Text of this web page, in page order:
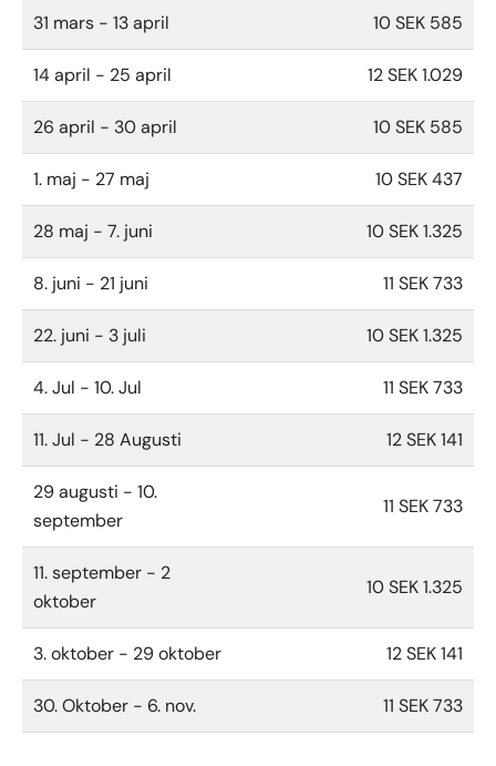
31 mars - 13 april 10 SEK 585
14 april - 25 april 12 SEK 1.029
26 april - 30 april 10 SEK 585
1. maj - 27 maj 10 SEK 437
28 maj - 7. juni 10 SEK 1.325
8. juni - 21 juni 11 SEK 733
22. juni - 3 juli 10 SEK 1.325
4. Jul - 10. Jul 11 SEK 733
11. Jul - 28 Augusti 12 SEK 141
29 augusti - 10.
september
11 SEK 733
11. september - 2
oktober
10 SEK 1.325
3. oktober - 29 oktober 12 SEK 141
30. Oktober - 6. nov. 11 SEK 733